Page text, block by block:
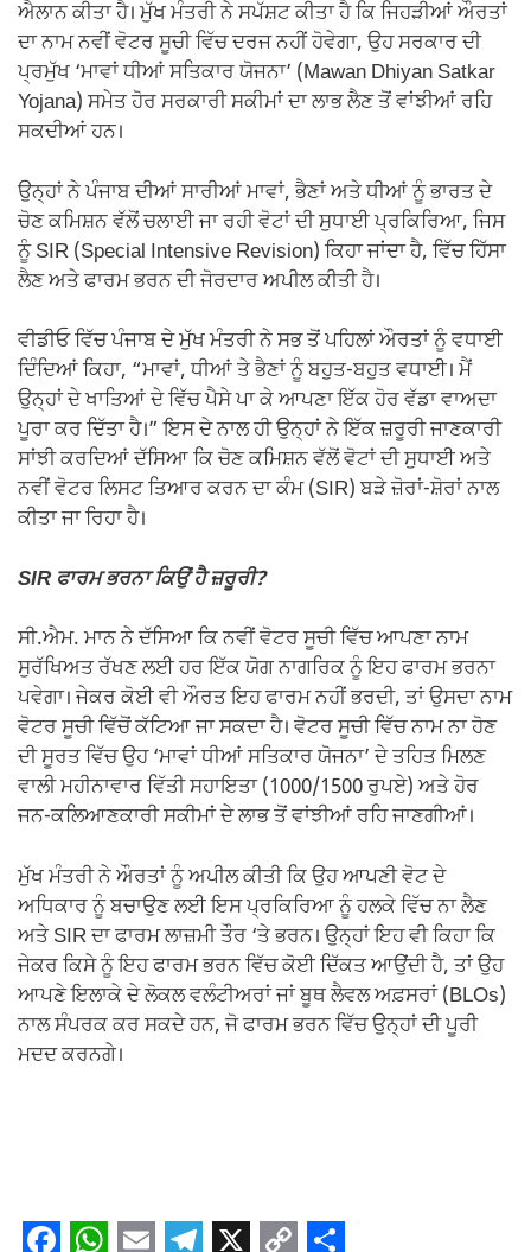
ਐਲਾਨ ਕੀਤਾ ਹੈ। ਮੁੱਖ ਮੰਤਰੀ ਨੇ ਸਪੱਸ਼ਟ ਕੀਤਾ ਹੈ ਕਿ ਜਿਹੜੀਆਂ ਔਰਤਾਂ
ਦਾ ਨਾਮ ਨਵੀਂ ਵੋਟਰ ਸੂਚੀ ਵਿੱਚ ਦਰਜ ਨਹੀਂ ਹੋਵੇਗਾ, ਉਹ ਸਰਕਾਰ ਦੀ
ਪ੍ਰਮੁੱਖ ‘ਮਾਵਾਂ ਧੀਆਂ ਸਤਿਕਾਰ ਯੋਜਨਾ’ (Mawan Dhiyan Satkar
Yojana) ਸਮੇਤ ਹੋਰ ਸਰਕਾਰੀ ਸਕੀਮਾਂ ਦਾ ਲਾਭ ਲੈਣ ਤੋਂ ਵਾਂਝੀਆਂ ਰਹਿ
ਸਕਦੀਆਂ ਹਨ।
ਉਨ੍ਹਾਂ ਨੇ ਪੰਜਾਬ ਦੀਆਂ ਸਾਰੀਆਂ ਮਾਵਾਂ, ਭੈਣਾਂ ਅਤੇ ਧੀਆਂ ਨੂੰ ਭਾਰਤ ਦੇ
ਚੋਣ ਕਮਿਸ਼ਨ ਵੱਲੋਂ ਚਲਾਈ ਜਾ ਰਹੀ ਵੋਟਾਂ ਦੀ ਸੁਧਾਈ ਪ੍ਰਕਿਰਿਆ, ਜਿਸ
ਨੂੰ SIR (Special Intensive Revision) ਕਿਹਾ ਜਾਂਦਾ ਹੈ, ਵਿੱਚ ਹਿੱਸਾ
ਲੈਣ ਅਤੇ ਫਾਰਮ ਭਰਨ ਦੀ ਜੋਰਦਾਰ ਅਪੀਲ ਕੀਤੀ ਹੈ।
ਵੀਡੀਓ ਵਿੱਚ ਪੰਜਾਬ ਦੇ ਮੁੱਖ ਮੰਤਰੀ ਨੇ ਸਭ ਤੋਂ ਪਹਿਲਾਂ ਔਰਤਾਂ ਨੂੰ ਵਧਾਈ
ਦਿੰਦਿਆਂ ਕਿਹਾ, “ਮਾਵਾਂ, ਧੀਆਂ ਤੇ ਭੈਣਾਂ ਨੂੰ ਬਹੁਤ-ਬਹੁਤ ਵਧਾਈ। ਮੈਂ
ਉਨ੍ਹਾਂ ਦੇ ਖਾਤਿਆਂ ਦੇ ਵਿੱਚ ਪੈਸੇ ਪਾ ਕੇ ਆਪਣਾ ਇੱਕ ਹੋਰ ਵੱਡਾ ਵਾਅਦਾ
ਪੂਰਾ ਕਰ ਦਿੱਤਾ ਹੈ।” ਇਸ ਦੇ ਨਾਲ ਹੀ ਉਨ੍ਹਾਂ ਨੇ ਇੱਕ ਜ਼ਰੂਰੀ ਜਾਣਕਾਰੀ
ਸਾਂਝੀ ਕਰਦਿਆਂ ਦੱਸਿਆ ਕਿ ਚੋਣ ਕਮਿਸ਼ਨ ਵੱਲੋਂ ਵੋਟਾਂ ਦੀ ਸੁਧਾਈ ਅਤੇ
ਨਵੀਂ ਵੋਟਰ ਲਿਸਟ ਤਿਆਰ ਕਰਨ ਦਾ ਕੰਮ (SIR) ਬੜੇ ਜ਼ੋਰਾਂ-ਸ਼ੋਰਾਂ ਨਾਲ
ਕੀਤਾ ਜਾ ਰਿਹਾ ਹੈ।
SIR ਫਾਰਮ ਭਰਨਾ ਕਿਉਂ ਹੈ ਜ਼ਰੂਰੀ?
ਸੀ.ਐਮ. ਮਾਨ ਨੇ ਦੱਸਿਆ ਕਿ ਨਵੀਂ ਵੋਟਰ ਸੂਚੀ ਵਿੱਚ ਆਪਣਾ ਨਾਮ
ਸੁਰੱਖਿਅਤ ਰੱਖਣ ਲਈ ਹਰ ਇੱਕ ਯੋਗ ਨਾਗਰਿਕ ਨੂੰ ਇਹ ਫਾਰਮ ਭਰਨਾ
ਪਵੇਗਾ। ਜੇਕਰ ਕੋਈ ਵੀ ਔਰਤ ਇਹ ਫਾਰਮ ਨਹੀਂ ਭਰਦੀ, ਤਾਂ ਉਸਦਾ ਨਾਮ
ਵੋਟਰ ਸੂਚੀ ਵਿੱਚੋਂ ਕੱਟਿਆ ਜਾ ਸਕਦਾ ਹੈ। ਵੋਟਰ ਸੂਚੀ ਵਿੱਚ ਨਾਮ ਨਾ ਹੋਣ
ਦੀ ਸੂਰਤ ਵਿੱਚ ਉਹ ‘ਮਾਵਾਂ ਧੀਆਂ ਸਤਿਕਾਰ ਯੋਜਨਾ’ ਦੇ ਤਹਿਤ ਮਿਲਣ
ਵਾਲੀ ਮਹੀਨਾਵਾਰ ਵਿੱਤੀ ਸਹਾਇਤਾ (1000/1500 ਰੁਪਏ) ਅਤੇ ਹੋਰ
ਜਨ-ਕਲਿਆਣਕਾਰੀ ਸਕੀਮਾਂ ਦੇ ਲਾਭ ਤੋਂ ਵਾਂਝੀਆਂ ਰਹਿ ਜਾਣਗੀਆਂ।
ਮੁੱਖ ਮੰਤਰੀ ਨੇ ਔਰਤਾਂ ਨੂੰ ਅਪੀਲ ਕੀਤੀ ਕਿ ਉਹ ਆਪਣੀ ਵੋਟ ਦੇ
ਅਧਿਕਾਰ ਨੂੰ ਬਚਾਉਣ ਲਈ ਇਸ ਪ੍ਰਕਿਰਿਆ ਨੂੰ ਹਲਕੇ ਵਿੱਚ ਨਾ ਲੈਣ
ਅਤੇ SIR ਦਾ ਫਾਰਮ ਲਾਜ਼ਮੀ ਤੌਰ ‘ਤੇ ਭਰਨ। ਉਨ੍ਹਾਂ ਇਹ ਵੀ ਕਿਹਾ ਕਿ
ਜੇਕਰ ਕਿਸੇ ਨੂੰ ਇਹ ਫਾਰਮ ਭਰਨ ਵਿੱਚ ਕੋਈ ਦਿੱਕਤ ਆਉਂਦੀ ਹੈ, ਤਾਂ ਉਹ
ਆਪਣੇ ਇਲਾਕੇ ਦੇ ਲੋਕਲ ਵਲੰਟੀਅਰਾਂ ਜਾਂ ਬੂਥ ਲੈਵਲ ਅਫ਼ਸਰਾਂ (BLOs)
ਨਾਲ ਸੰਪਰਕ ਕਰ ਸਕਦੇ ਹਨ, ਜੋ ਫਾਰਮ ਭਰਨ ਵਿੱਚ ਉਨ੍ਹਾਂ ਦੀ ਪੂਰੀ
ਮਦਦ ਕਰਨਗੇ।